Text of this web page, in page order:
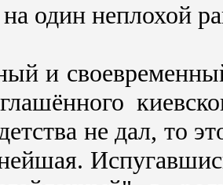
один неплохой
и
не дал, то